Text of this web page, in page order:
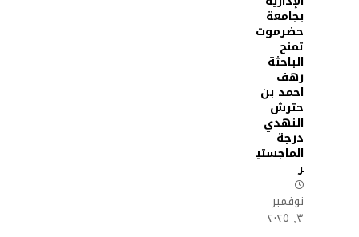
بجامعة
حضرموت
تمنح
الباحثة
رهف
احمد بن
حترش
النهدي
درجة
الماجستي
ر
نوفمبر
٣, ٢٠٢٥